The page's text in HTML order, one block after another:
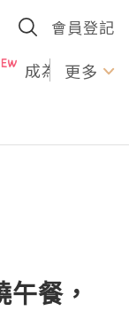
會員登記
成為U更多
餐，